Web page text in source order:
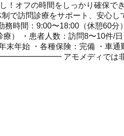
フの時間をしっかり確保で
で訪問診療をサポート、安心
時間：9:00〜18:00（休憩60分
） ・患者人数：訪問8〜10件/
末年始 ・各種保険：完備 ・車
アモメディでは非公